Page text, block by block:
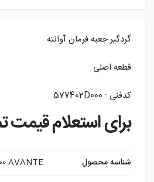
گردگیر جعبه فرمان آوانته
قطعه اصلی
کدفنی : 577402D000
برای استعلام قیمت
شناسه محصول AVANTE